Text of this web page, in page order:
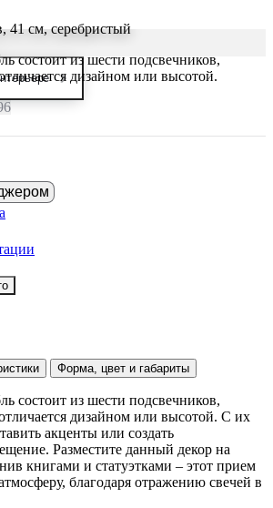
41 см, серебристый
состоит из шести подсвечников,
дизайном или высотой.
Форма, цвет и габариты
состоит из шести подсвечников,
дизайном или высотой. С их
акценты или создать
Разместите данный декор на
книгами и статуэтками – этот прием
благодаря отражению свечей в